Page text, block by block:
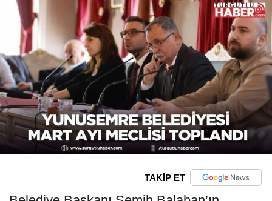
TAKİP ET